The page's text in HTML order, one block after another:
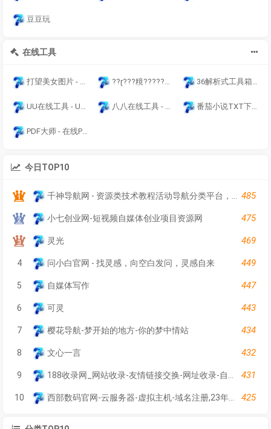
豆豆玩
在线工具
打望美女图片 - 美女图片分享 - 欣赏美女图片 - 高清美女写真 ??ɽ???糡?????????糡13413124009???????糡?????????糡 36解析式工具箱-在线工具查询网
UU在线工具 - UU工具箱 - 便捷实用的工具集合站 八八在线工具 - 探索命运奥秘，智慧指引人生 | AI智能测算 番茄小说TXT下载
PDF大师 - 在线PDF编辑、转换、压缩工具
今日TOP10
485
小七创业网-短视频自媒体创业项目资源网 475
灵光 469
4 问小白官网 - 找灵感，向空白发问，灵感自来 449
5 自媒体写作 447
6 可灵 443
7 樱花导航-梦开始的地方-你的梦中情站 434
8 文心一言 432
9 431
10 425